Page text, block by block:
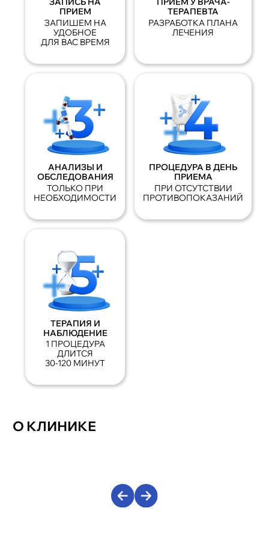
ПРИЕМ
ЗАПИШЕМ НА
УДОБНОЕ
ДЛЯ ВАС ВРЕМЯ
ТЕРАПЕВТА
РАЗРАБОТКА ПЛАНА
ЛЕЧЕНИЯ
АНАЛИЗЫ И
ОБСЛЕДОВАНИЯ
ТОЛЬКО ПРИ
НЕОБХОДИМОСТИ
ПРОЦЕДУРА В ДЕНЬ
ПРИЕМА
ПРИ ОТСУТСТВИИ
ПРОТИВОПОКАЗАНИЙ
ТЕРАПИЯ И
НАБЛЮДЕНИЕ
1 ПРОЦЕДУРА
ДЛИТСЯ
30-120 МИНУТ
О КЛИНИКЕ